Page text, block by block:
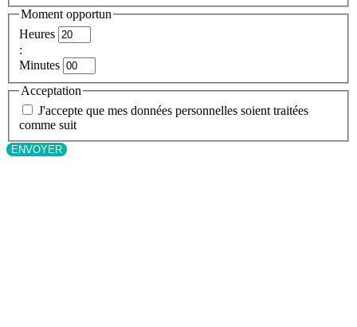
Moment opportun
Heures
:
Minutes
Acceptation
J'accepte que mes données personnelles soient traitées
comme suit